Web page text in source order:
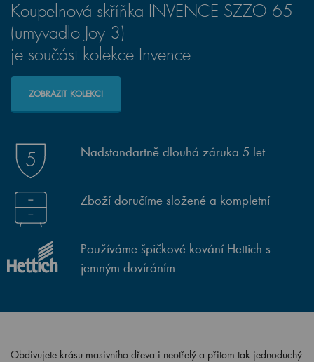
Koupelnová skříňka INVENCE SZZO 65
(umyvadlo Joy 3)
je součást kolekce Invence
ZOBRAZIT KOLEKCI
Nadstandartně dlouhá záruka 5 let
Zboží doručíme složené a kompletní
Používáme špičkové kování Hettich s
jemným dovíráním
Obdivujete krásu masivního dřeva i neotřelý a přitom tak jednoduchý